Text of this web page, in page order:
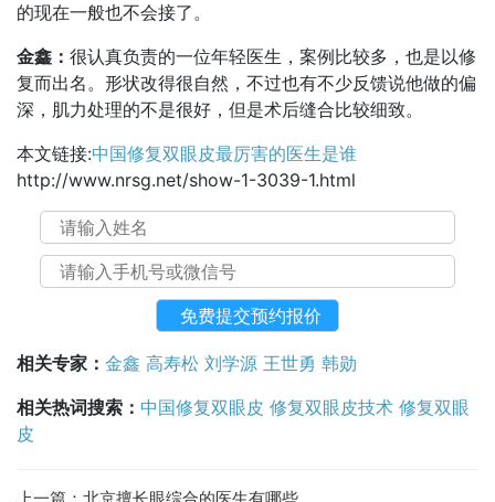
的现在一般也不会接了。
金鑫： 很认真负责的一位年轻医生，案例比较多，也是以修
复而出名。形状改得很自然，不过也有不少反馈说他做的偏
深，肌力处理的不是很好，但是术后缝合比较细致。
本文链接:中国修复双眼皮最厉害的医生是谁
http://www.nrsg.net/show-1-3039-1.html
相关专家： 金鑫 高寿松 刘学源 王世勇 韩勋
相关热词搜索： 中国修复双眼皮 修复双眼皮技术 修复双眼
皮